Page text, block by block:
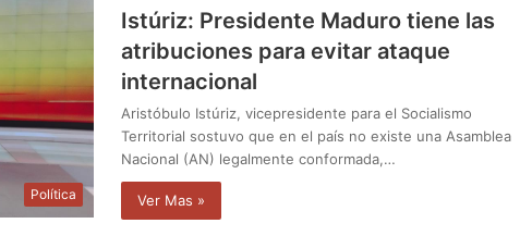
Política
Istúriz: Presidente Maduro tiene las
atribuciones para evitar ataque
internacional
Aristóbulo Istúriz, vicepresidente para el Socialismo
Territorial sostuvo que en el país no existe una Asamblea
Nacional (AN) legalmente conformada,…
Ver Mas »